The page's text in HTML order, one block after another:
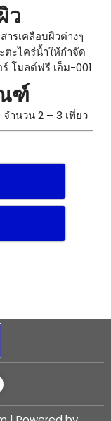
ว
รเคลือบผิวต่างๆ
ะไคร่น้ำให้กำจัด
โมลด์ฟรี เอ็ม-001
ฑ์
จำนวน 2 – 3 เที่ยว